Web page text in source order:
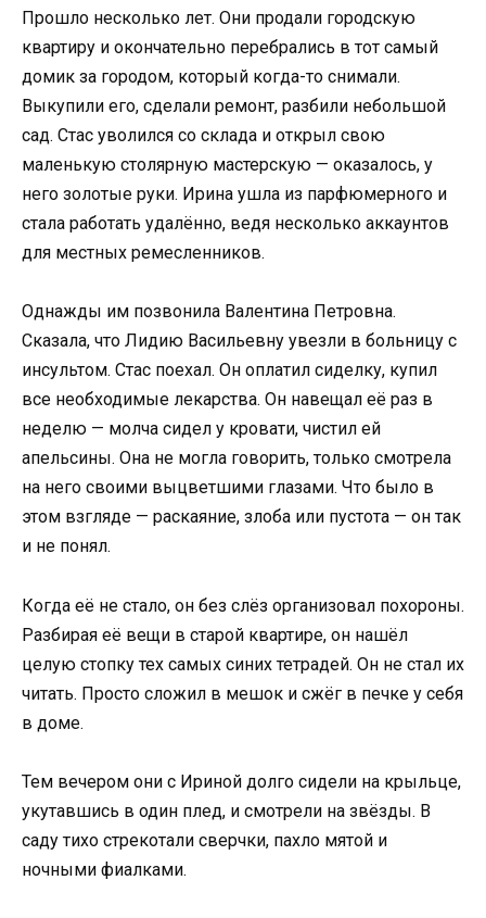
Прошло несколько лет. Они продали городскую
квартиру и окончательно перебрались в тот самый
домик за городом, который когда-то снимали.
Выкупили его, сделали ремонт, разбили небольшой
сад. Стас уволился со склада и открыл свою
маленькую столярную мастерскую — оказалось, у
него золотые руки. Ирина ушла из парфюмерного и
стала работать удалённо, ведя несколько аккаунтов
для местных ремесленников.
Однажды им позвонила Валентина Петровна.
Сказала, что Лидию Васильевну увезли в больницу с
инсультом. Стас поехал. Он оплатил сиделку, купил
все необходимые лекарства. Он навещал её раз в
неделю — молча сидел у кровати, чистил ей
апельсины. Она не могла говорить, только смотрела
на него своими выцветшими глазами. Что было в
этом взгляде — раскаяние, злоба или пустота — он так
и не понял.
Когда её не стало, он без слёз организовал похороны.
Разбирая её вещи в старой квартире, он нашёл
целую стопку тех самых синих тетрадей. Он не стал их
читать. Просто сложил в мешок и сжёг в печке у себя
в доме.
Тем вечером они с Ириной долго сидели на крыльце,
укутавшись в один плед, и смотрели на звёзды. В
саду тихо стрекотали сверчки, пахло мятой и
ночными фиалками.